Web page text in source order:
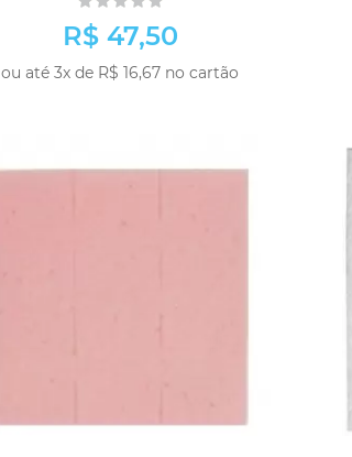
R$ 47,50
ou até 3x de R$ 16,67 no cartão